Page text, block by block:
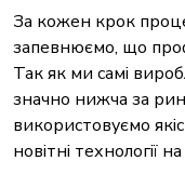
За кожен крок
запевнюємо, що
Так як ми самі
значно нижча за
використовуємо
новітні технології